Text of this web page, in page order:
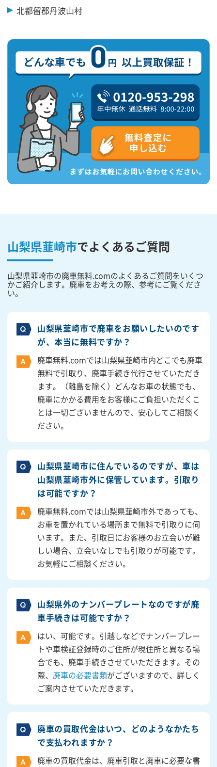
北都留郡丹波山村
山梨県韮崎市でよくあるご質問
山梨県韮崎市の廃車無料.comのよくあるご質問をいくつ
かご紹介します。廃車をお考えの際、参考にご覧くださ
い。
山梨県韮崎市で廃車をお願いしたいのです
が、本当に無料ですか？
廃車無料.comでは山梨県韮崎市内どこでも廃車
無料で引取り、廃車手続き代行させていただき
ます。（離島を除く）どんなお車の状態でも、
廃車にかかる費用をお客様にご負担いただくこ
とは一切ございませんので、安心してご相談く
ださい。
山梨県韮崎市に住んでいるのですが、車は
山梨県韮崎市外に保管しています。引取り
は可能ですか？
廃車無料.comでは山梨県韮崎市外であっても、
お車を置かれている場所まで無料で引取りに伺
います。また、引取日にお客様のお立会いが難
しい場合、立会いなしでも引取りが可能です。
お気軽にご相談ください。
山梨県外のナンバープレートなのですが廃
車手続きは可能ですか？
はい、可能です。引越しなどでナンバープレー
トや車検証登録時のご住所が現住所と異なる場
合でも、廃車手続きさせていただきます。その
際、 廃車の必要書類がございますので、詳しく
ご案内させていただきます。
廃車の買取代金はいつ、どのようなかたち
で支払われますか？
廃車の買取代金は、廃車引取と廃車に必要な書